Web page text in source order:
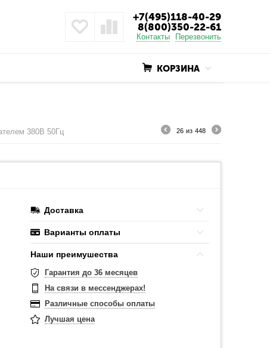
+7(495)118-40-29
8(800)350-22-61
Контакты Перезвонить
КОРЗИНА
380В 50Гц 26 из 448
Доставка
Варианты оплаты
Наши преимушества
Гарантия до 36 месяцев
На связи в мессенджерах!
Различные способы оплаты
Лучшая цена